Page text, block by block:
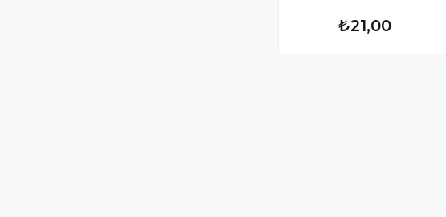
₺21,00